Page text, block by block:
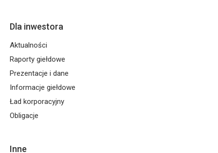
Dla inwestora
Aktualności
Raporty giełdowe
Prezentacje i dane
Informacje giełdowe
Ład korporacyjny
Obligacje
Inne